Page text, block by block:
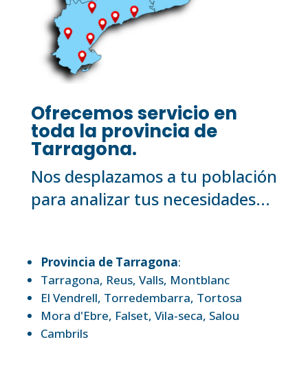
Ofrecemos servicio en
toda la provincia de
Tarragona.
Nos desplazamos a tu población
para analizar tus necesidades...
Provincia de Tarragona:
Tarragona, Reus, Valls, Montblanc
El Vendrell, Torredembarra, Tortosa
Mora d'Ebre, Falset, Vila-seca, Salou
Cambrils